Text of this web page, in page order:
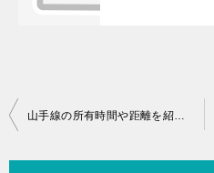
投
山手線の所有時間や距離を紹介！